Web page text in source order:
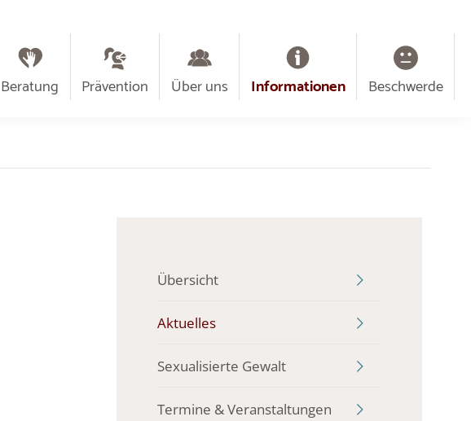
Beratung Prävention Über uns Informationen Beschwerde
Übersicht
Aktuelles
Sexualisierte Gewalt
Termine & Veranstaltungen